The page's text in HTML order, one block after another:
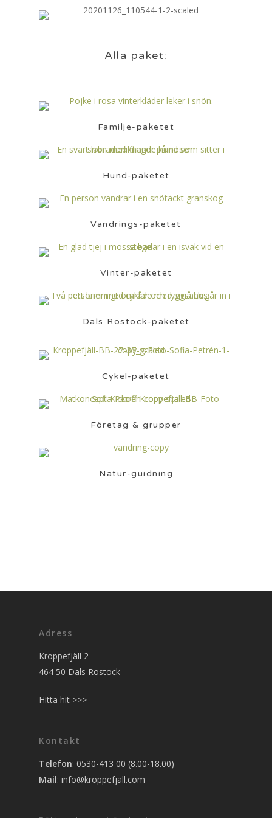
Alla paket:
Familje-paketet
Hund-paketet
Vandrings-paketet
Vinter-paketet
Dals Rostock-paketet
Cykel-paketet
Företag & grupper
Natur-guidning
Adress
Kroppefjäll 2
464 50 Dals Rostock
Hitta hit >>>
Kontakt
Telefon: 0530-413 00 (8.00-18.00)
Mail: info@kroppefjall.com